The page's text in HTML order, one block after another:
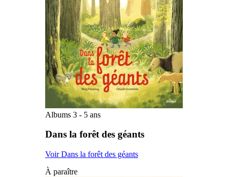
Albums 3 - 5 ans
Dans la forêt des géants
Voir Dans la forêt des géants
À paraître